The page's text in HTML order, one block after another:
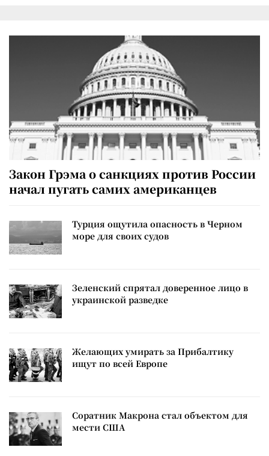
Закон Грэма о санкциях против России
начал пугать самих американцев
Турция ощутила опасность в Черном
море для своих судов
Зеленский спрятал доверенное лицо в
украинской разведке
Желающих умирать за Прибалтику
ищут по всей Европе
Соратник Макрона стал объектом для
мести США